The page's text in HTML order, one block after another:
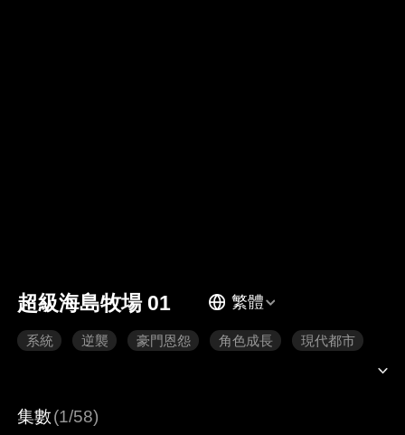
超級海島牧場 01 繁體
系統 逆襲 豪門恩怨 角色成長 現代都市
集數(1/58)